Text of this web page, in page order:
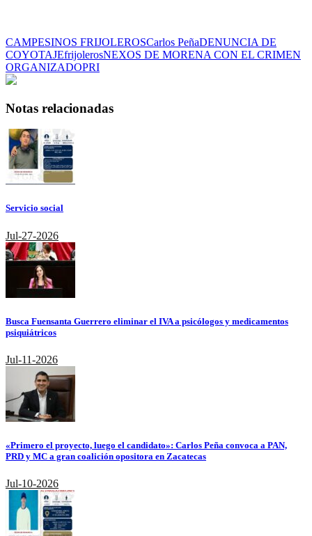
CAMPESINOS FRIJOLEROSCarlos PeñaDENUNCIA DE
COYOTAJEfrijolerosNEXOS DE MORENA CON EL CRIMEN
ORGANIZADOPRI
Notas relacionadas
Servicio social
Jul-27-2026
Busca Fuensanta Guerrero eliminar el IVA a psicólogos y medicamentos
psiquiátricos
Jul-11-2026
«Primero el proyecto, luego el candidato»: Carlos Peña convoca a PAN,
PRD y MC a gran coalición opositora en Zacatecas
Jul-10-2026